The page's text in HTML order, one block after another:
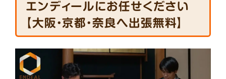
エンディールにお任せください
【大阪・京都・奈良へ出張無料】